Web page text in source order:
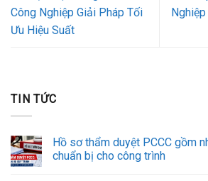
Công Nghiệp Giải Pháp Tối
Ưu Hiệu Suất
TIN TỨC
Hồ sơ thẩm duyệt PCCC gồm
chuẩn bị cho công trình